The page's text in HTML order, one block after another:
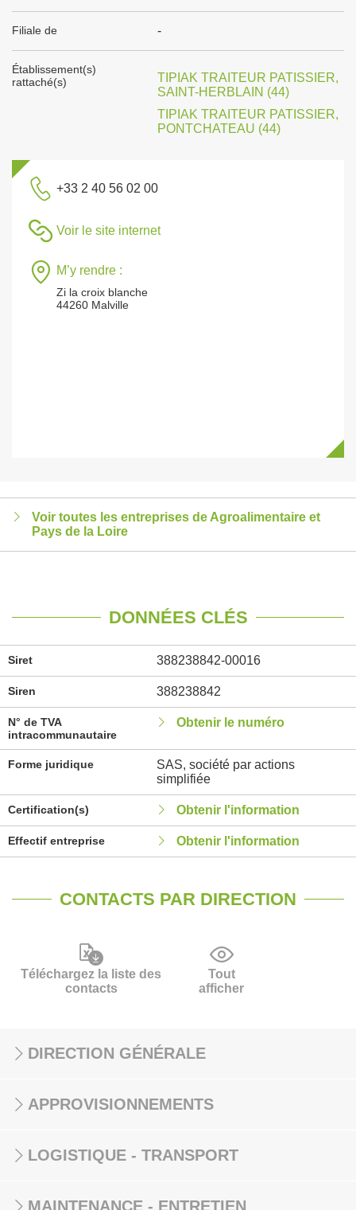
Filiale de -
Établissement(s)
rattaché(s)
TIPIAK TRAITEUR PATISSIER,
SAINT-HERBLAIN (44)
TIPIAK TRAITEUR PATISSIER,
PONTCHATEAU (44)
+33 2 40 56 02 00
Voir le site internet
M’y rendre :
Zi la croix blanche
44260 Malville
Voir toutes les entreprises de Agroalimentaire et
Pays de la Loire
DONNÉES CLÉS
Siret 388238842-00016
Siren 388238842
N° de TVA
intracommunautaire
Obtenir le numéro
Forme juridique
SAS, société par actions
simplifiée
Certification(s) Obtenir l'information
Effectif entreprise Obtenir l'information
CONTACTS PAR DIRECTION
Téléchargez la liste des
contacts
Tout
afficher
DIRECTION GÉNÉRALE
APPROVISIONNEMENTS
LOGISTIQUE - TRANSPORT
MAINTENANCE - ENTRETIEN